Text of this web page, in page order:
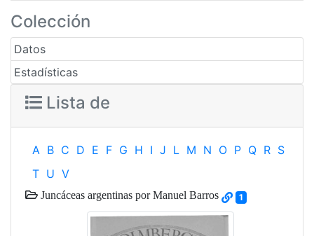
Colección
Datos
Estadísticas
Lista de
A B C D E F G H I J L M N O P Q R S
T U V
Juncáceas argentinas por Manuel Barros 1